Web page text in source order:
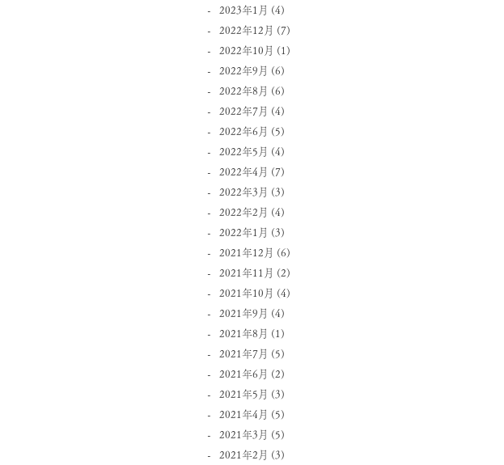
2023年1月 (4)
2022年12月 (7)
2022年10月 (1)
2022年9月 (6)
2022年8月 (6)
2022年7月 (4)
2022年6月 (5)
2022年5月 (4)
2022年4月 (7)
2022年3月 (3)
2022年2月 (4)
2022年1月 (3)
2021年12月 (6)
2021年11月 (2)
2021年10月 (4)
2021年9月 (4)
2021年8月 (1)
2021年7月 (5)
2021年6月 (2)
2021年5月 (3)
2021年4月 (5)
2021年3月 (5)
2021年2月 (3)